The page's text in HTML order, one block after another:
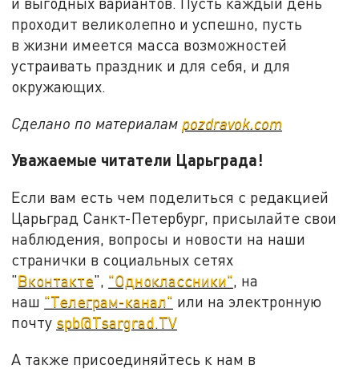
проходит великолепно и успешно, пусть
в жизни имеется масса возможностей
устраивать праздник и для себя, и для
окружающих.
Сделано по материалам pozdravok.com
Уважаемые читатели Царьграда!
Если вам есть чем поделиться с редакцией
Царьград Санкт-Петербург, присылайте свои
наблюдения, вопросы и новости на наши
странички в социальных сетях
"Вконтакте", "Одноклассники", на
наш "Телеграм-канал" или на электронную
почту spb@Tsargrad.TV
А также присоединяйтесь к нам в